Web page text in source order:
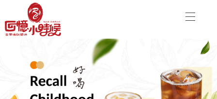
加盟優勢
關於品牌
加盟優勢
分店資訊
最新消息